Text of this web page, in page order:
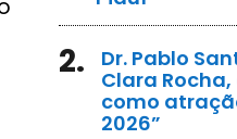
2.
Dr. Pablo
Clara Rocha,
como
2026”